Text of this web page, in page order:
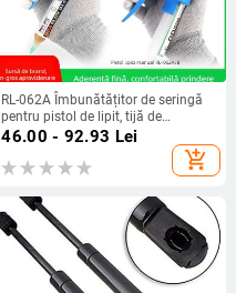
RL-062A Îmbunătățitor de seringă
pentru pistol de lipit, tijă de
împingere, capacitate 10cc/30cc
46.00 - 92.93 Lei
add_shopping_cart